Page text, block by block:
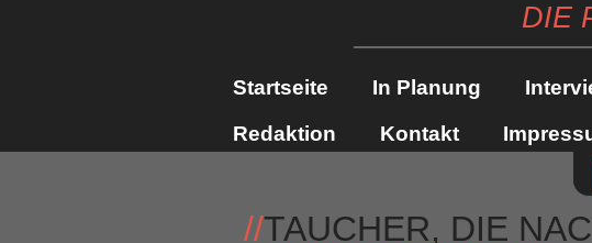
DIE
Startseite In Planung
Redaktion
Kontakt
//TAUCHER, DIE